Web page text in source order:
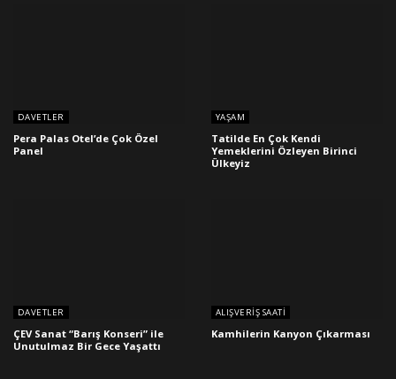
DAVETLER
Pera Palas Otel’de Çok Özel
Panel
YAŞAM
Tatilde En Çok Kendi
Yemeklerini Özleyen Birinci
Ülkeyiz
DAVETLER
ÇEV Sanat “Barış Konseri” ile
Unutulmaz Bir Gece Yaşattı
ALIŞVERIŞ SAATI
Kamhilerin Kanyon Çıkarması